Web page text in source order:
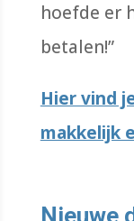
hoefde er
betalen!”
Hier vind
makkelijk